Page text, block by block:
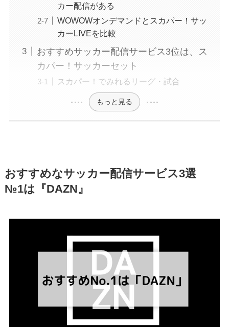
カー配信がある
WOWOWオンデマンドとスカパー！サッ
カーLIVEを比較
おすすめサッカー配信サービス3位は、ス
カパー！サッカーセット
スカパー！でみれるリーグ・試合
もっと見る
おすすめなサッカー配信サービス3選
№1は『DAZN』